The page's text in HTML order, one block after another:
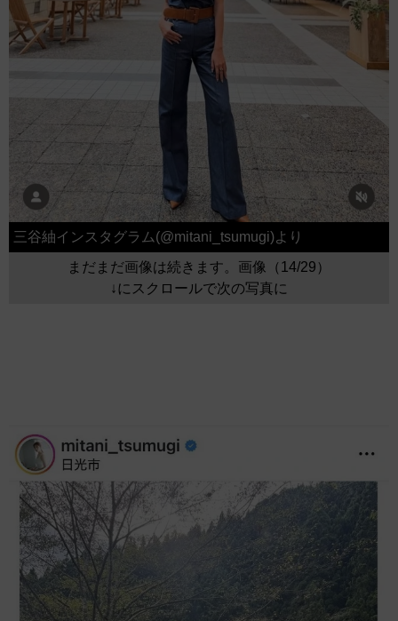
三谷紬インスタグラム(@mitani_tsumugi)より
まだまだ画像は続きます。画像（14/29）
↓にスクロールで次の写真に